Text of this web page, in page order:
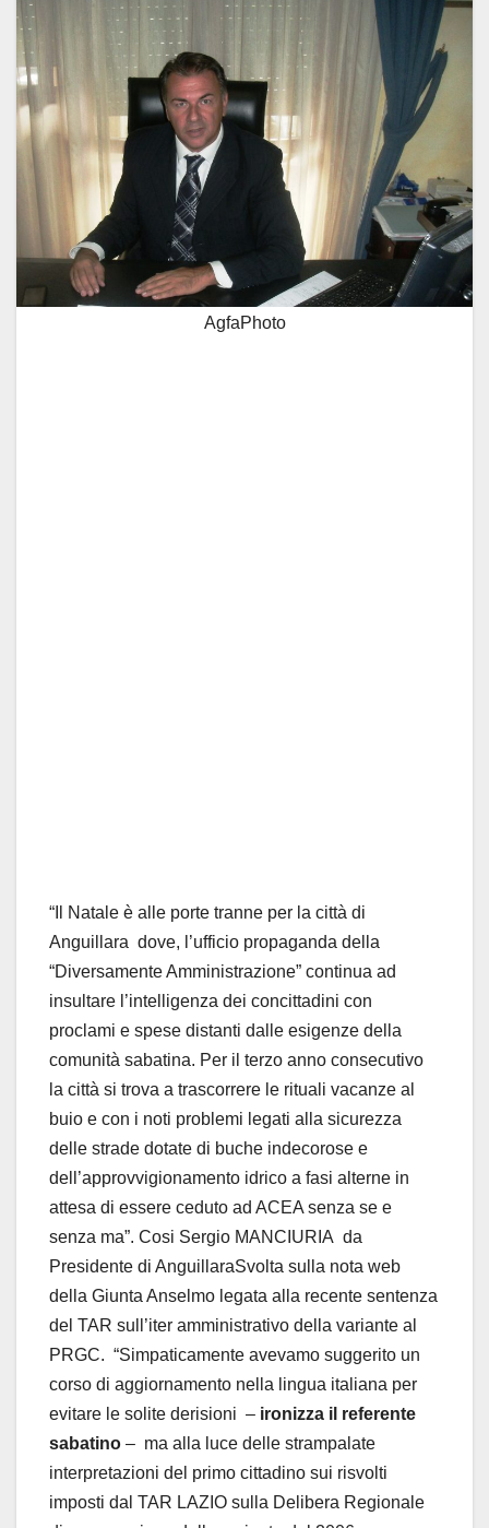
AgfaPhoto
“Il Natale è alle porte tranne per la città di
Anguillara dove, l’ufficio propaganda della
“Diversamente Amministrazione” continua ad
insultare l’intelligenza dei concittadini con
proclami e spese distanti dalle esigenze della
comunità sabatina. Per il terzo anno consecutivo
la città si trova a trascorrere le rituali vacanze al
buio e con i noti problemi legati alla sicurezza
delle strade dotate di buche indecorose e
dell’approvvigionamento idrico a fasi alterne in
attesa di essere ceduto ad ACEA senza se e
senza ma”. Cosi Sergio MANCIURIA da
Presidente di AnguillaraSvolta sulla nota web
della Giunta Anselmo legata alla recente sentenza
del TAR sull’iter amministrativo della variante al
PRGC. “Simpaticamente avevamo suggerito un
corso di aggiornamento nella lingua italiana per
evitare le solite derisioni – ironizza il referente
sabatino – ma alla luce delle strampalate
interpretazioni del primo cittadino sui risvolti
imposti dal TAR LAZIO sulla Delibera Regionale